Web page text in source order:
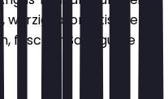
würzig-aromatischer
frischer Salatgurke